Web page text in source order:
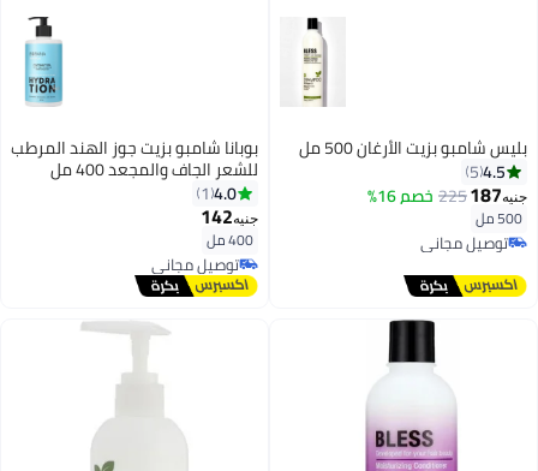
بليس شامبو بزيت الأرغان 500 مل
4.5
5
جنيه187
225 خصم 16%
500 مل
توصيل مجاني
توصيل مجاني
بوبانا شامبو بزيت جوز الهند المرطب
للشعر الجاف والمجعد 400 مل
4.0
1
جنيه142
400 مل
توصيل مجاني
توصيل مجاني